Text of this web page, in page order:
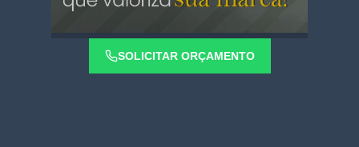
SOLICITAR ORÇAMENTO